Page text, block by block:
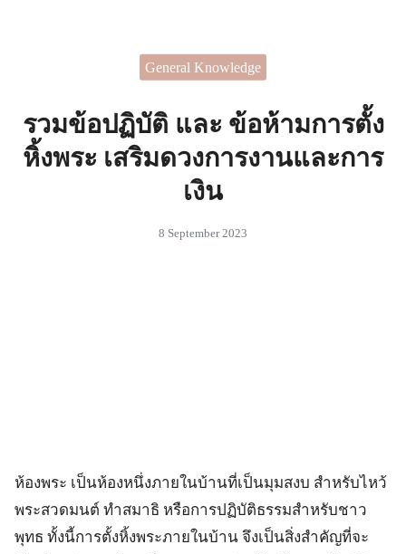
เดียในการตกแต่งบ้านที่
General Knowledge
รวมข้อปฏิบัติ และ ข้อห้ามการตั้ง
หิ้งพระ เสริมดวงการงานและการ
เงิน
8 September 2023
ห้องพระ เป็นห้องหนึ่งภายในบ้านที่เป็นมุมสงบ สำหรับไหว้
พระสวดมนต์ ทำสมาธิ หรือการปฏิบัติธรรมสำหรับชาว
พุทธ ทั้งนี้การตั้งหิ้งพระภายในบ้าน จึงเป็นสิ่งสำคัญที่จะ